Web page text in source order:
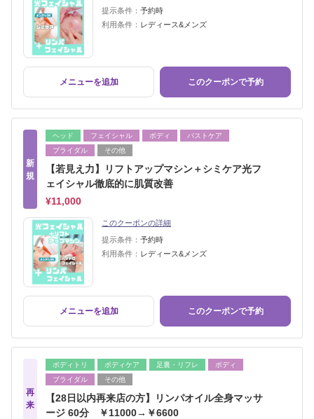
提示条件： 予約時
利用条件： レディース&メンズ
メニューを追加 このクーポンで予約
新
規
ヘッド フェイシャル ボディ
バストケア
ブライダル
その他
【若見え力】リフトアップマシン＋シミケア光フ
ェイシャル徹底的に肌質改善
¥11,000
このクーポンの詳細
提示条件： 予約時
利用条件： レディース&メンズ
メニューを追加 このクーポンで予約
再
来
ボディトリ ボディケア 足裏・リフレ
ボディ
ブライダル
その他
【28日以内再来店の方】リンパオイル全身マッサ
ージ 60分 ￥11000→￥6600